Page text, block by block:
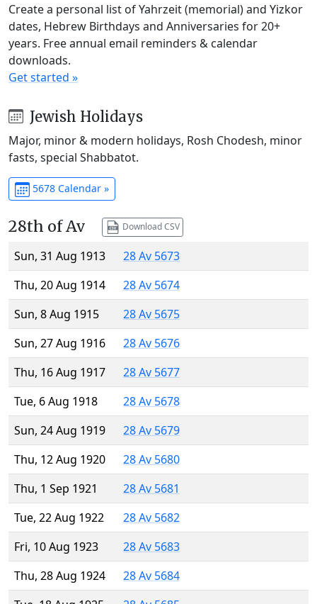
Create a personal list of Yahrzeit (memorial) and Yizkor
dates, Hebrew Birthdays and Anniversaries for 20+
years. Free annual email reminders & calendar
downloads.
Get started »
Jewish Holidays
Major, minor & modern holidays, Rosh Chodesh, minor
fasts, special Shabbatot.
5678 Calendar »
28th of Av Download CSV
Sun, 31 Aug 1913
28 Av 5673
Thu, 20 Aug 1914
28 Av 5674
Sun, 8 Aug 1915
28 Av 5675
Sun, 27 Aug 1916
28 Av 5676
Thu, 16 Aug 1917
28 Av 5677
Tue, 6 Aug 1918
28 Av 5678
Sun, 24 Aug 1919
28 Av 5679
Thu, 12 Aug 1920
28 Av 5680
Thu, 1 Sep 1921
28 Av 5681
Tue, 22 Aug 1922
28 Av 5682
Fri, 10 Aug 1923
28 Av 5683
Thu, 28 Aug 1924
28 Av 5684